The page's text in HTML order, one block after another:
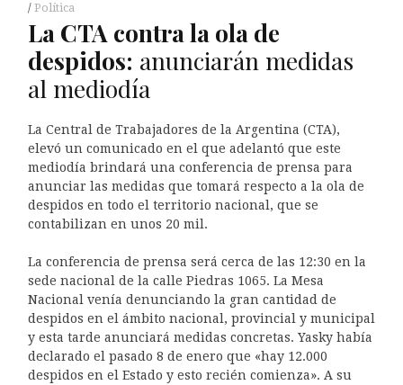
Política
La CTA contra la ola de
despidos: anunciarán medidas
al mediodía
La Central de Trabajadores de la Argentina (CTA),
elevó un comunicado en el que adelantó que este
mediodía brindará una conferencia de prensa para
anunciar las medidas que tomará respecto a la ola de
despidos en todo el territorio nacional, que se
contabilizan en unos 20 mil.
La conferencia de prensa será cerca de las 12:30 en la
sede nacional de la calle Piedras 1065. La Mesa
Nacional venía denunciando la gran cantidad de
despidos en el ámbito nacional, provincial y municipal
y esta tarde anunciará medidas concretas. Yasky había
declarado el pasado 8 de enero que «hay 12.000
despidos en el Estado y esto recién comienza». A su